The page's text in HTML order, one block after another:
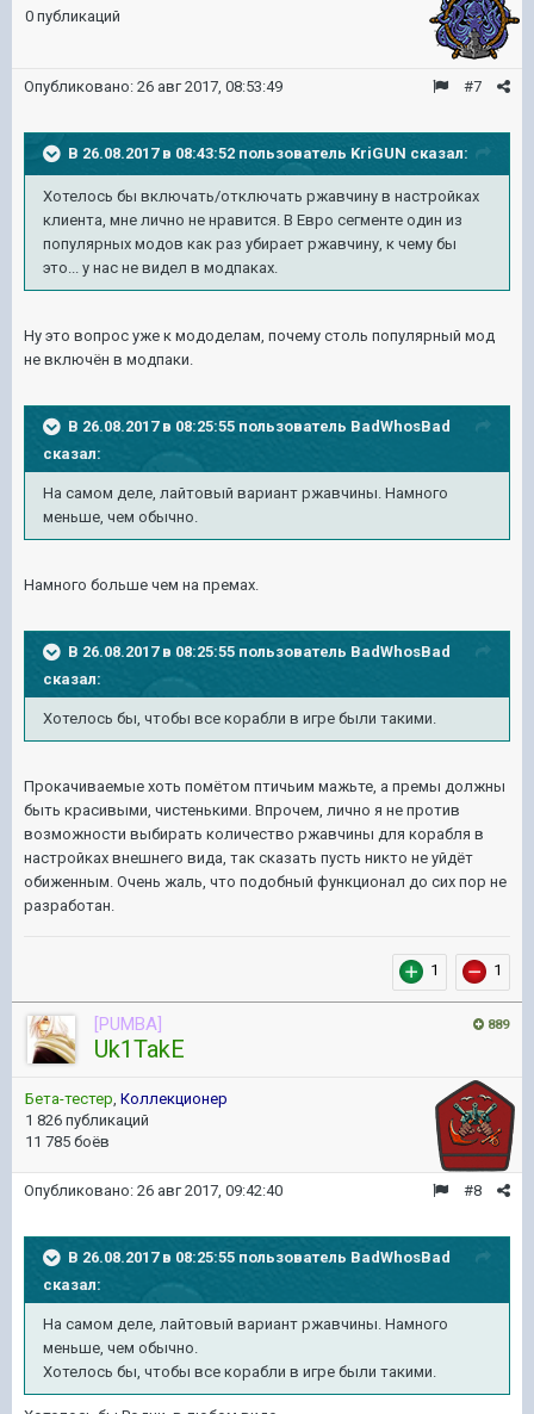
0 публикаций
#7
Опубликовано: 26 авг 2017, 08:53:49
В 26.08.2017 в 08:43:52 пользователь KriGUN сказал:
Хотелось бы включать/отключать ржавчину в настройках
клиента, мне лично не нравится. В Евро сегменте один из
популярных модов как раз убирает ржавчину, к чему бы
это... у нас не видел в модпаках.
Ну это вопрос уже к мододелам, почему столь популярный мод
не включён в модпаки.
В 26.08.2017 в 08:25:55 пользователь BadWhosBad
сказал:
На самом деле, лайтовый вариант ржавчины. Намного
меньше, чем обычно.
Намного больше чем на премах.
В 26.08.2017 в 08:25:55 пользователь BadWhosBad
сказал:
Хотелось бы, чтобы все корабли в игре были такими.
Прокачиваемые хоть помётом птичьим мажьте, а премы должны
быть красивыми, чистенькими. Впрочем, лично я не против
возможности выбирать количество ржавчины для корабля в
настройках внешнего вида, так сказать пусть никто не уйдёт
обиженным. Очень жаль, что подобный функционал до сих пор не
разработан.
1 1
889
[PUMBA]
Uk1TakE
Бета-тестер Коллекционер
1 826 публикаций
11 785 боёв
#8
Опубликовано: 26 авг 2017, 09:42:40
В 26.08.2017 в 08:25:55 пользователь BadWhosBad
сказал:
На самом деле, лайтовый вариант ржавчины. Намного
меньше, чем обычно.
Хотелось бы, чтобы все корабли в игре были такими.